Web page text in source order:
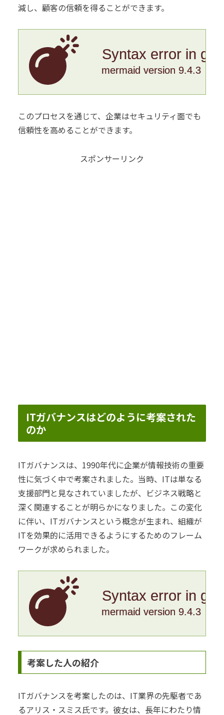
減し、顧客の信頼を得ることができます。
Syntax error in
mermaid version 9.4.3
このプロセスを通じて、企業はセキュリティ面でも
信頼性を高めることができます。
スポンサーリンク
ITガバナンスはどのように考案された
のか
ITガバナンスは、1990年代に企業が情報技術の重要
性に気づく中で考案されました。当時、ITは単なる
支援部門と見なされていましたが、ビジネス戦略と
深く関連することが明らかになりました。この変化
に伴い、ITガバナンスという概念が生まれ、組織が
ITを効果的に活用できるようにするためのフレーム
ワークが求められました。
Syntax error in
mermaid version 9.4.3
考案した人の紹介
ITガバナンスを考案したのは、IT業界の先駆者であ
るアリス・スミス氏です。彼女は、長年にわたり情